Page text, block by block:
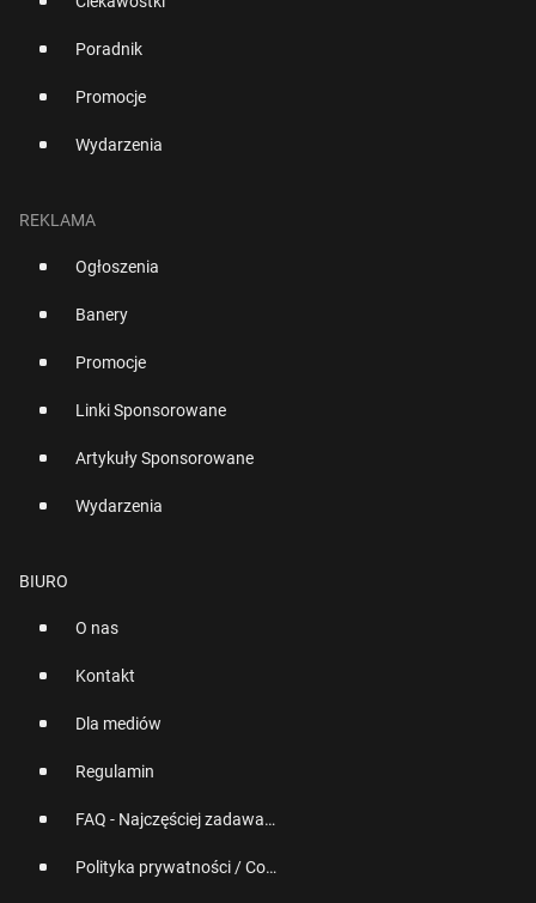
Poradnik
Promocje
Wydarzenia
REKLAMA
Ogłoszenia
Banery
Promocje
Linki Sponsorowane
Artykuły Sponsorowane
Wydarzenia
BIURO
O nas
Kontakt
Dla mediów
Regulamin
FAQ - Najczęściej zadawane pytania
Polityka prywatności / Cookies